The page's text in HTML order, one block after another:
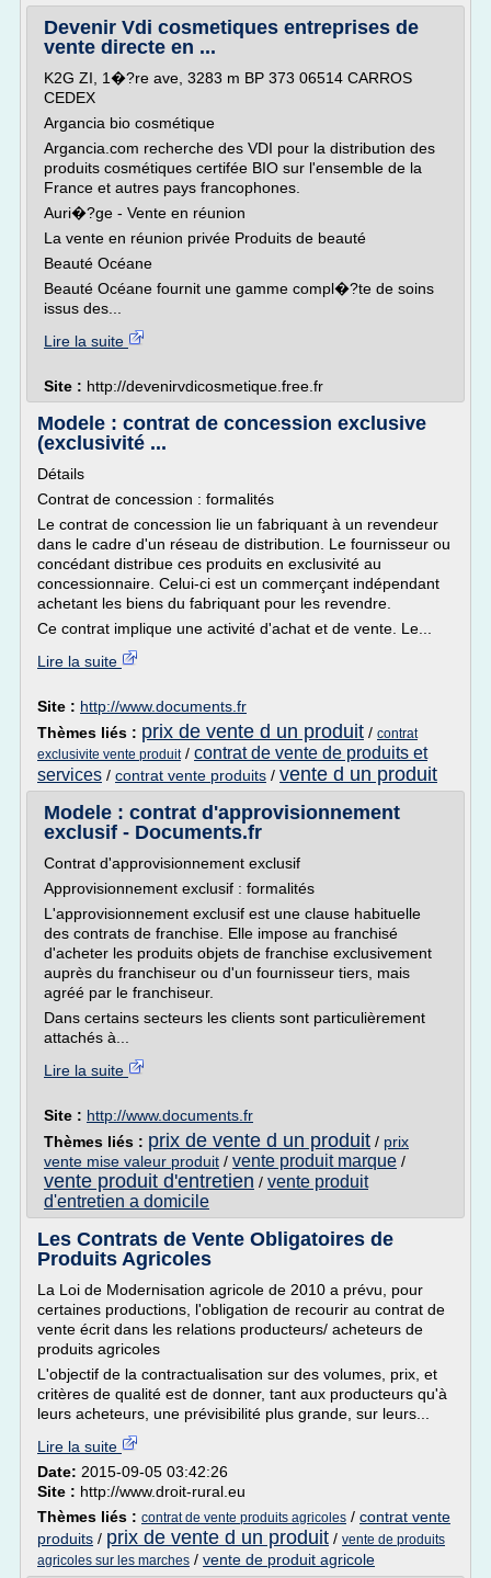
Devenir Vdi cosmetiques entreprises de
vente directe en ...
K2G ZI, 1�?re ave, 3283 m BP 373 06514 CARROS
CEDEX
Argancia bio cosmétique
Argancia.com recherche des VDI pour la distribution des
produits cosmétiques certifée BIO sur l'ensemble de la
France et autres pays francophones.
Auri�?ge - Vente en réunion
La vente en réunion privée Produits de beauté
Beauté Océane
Beauté Océane fournit une gamme compl�?te de soins
issus des...
Lire la suite
Site : http://devenirvdicosmetique.free.fr
Modele : contrat de concession exclusive
(exclusivité ...
Détails
Contrat de concession : formalités
Le contrat de concession lie un fabriquant à un revendeur
dans le cadre d'un réseau de distribution. Le fournisseur ou
concédant distribue ces produits en exclusivité au
concessionnaire. Celui-ci est un commerçant indépendant
achetant les biens du fabriquant pour les revendre.
Ce contrat implique une activité d'achat et de vente. Le...
Lire la suite
Site : http://www.documents.fr
Thèmes liés : prix de vente d un produit / contrat
exclusivite vente produit/ contrat de vente de produits et
services / contrat vente produits / vente d un produit
Modele : contrat d'approvisionnement
exclusif - Documents.fr
Contrat d'approvisionnement exclusif
Approvisionnement exclusif : formalités
L'approvisionnement exclusif est une clause habituelle
des contrats de franchise. Elle impose au franchisé
d'acheter les produits objets de franchise exclusivement
auprès du franchiseur ou d'un fournisseur tiers, mais
agréé par le franchiseur.
Dans certains secteurs les clients sont particulièrement
attachés à...
Lire la suite
Site : http://www.documents.fr
Thèmes liés : prix de vente d un produit / prix
vente mise valeur produit / vente produit marque /
vente produit d'entretien / vente produit
d'entretien a domicile
Les Contrats de Vente Obligatoires de
Produits Agricoles
La Loi de Modernisation agricole de 2010 a prévu, pour
certaines productions, l'obligation de recourir au contrat de
vente écrit dans les relations producteurs/ acheteurs de
produits agricoles
L'objectif de la contractualisation sur des volumes, prix, et
critères de qualité est de donner, tant aux producteurs qu'à
leurs acheteurs, une prévisibilité plus grande, sur leurs...
Lire la suite
Date: 2015-09-05 03:42:26
Site : http://www.droit-rural.eu
Thèmes liés : contrat de vente produits agricoles / contrat vente
produits / prix de vente d un produit / vente de produits
agricoles sur les marches / vente de produit agricole